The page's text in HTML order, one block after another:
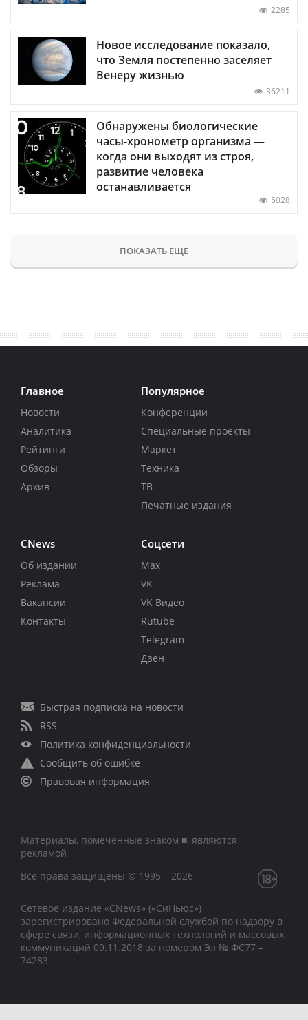
2285
Новое исследование показало,
что Земля постепенно заселяет
Венеру жизнью
36211
Обнаружены биологические
часы-хронометр организма —
когда они выходят из строя,
развитие человека
останавливается
5028
ПОКАЗАТЬ ЕЩЕ
Главное
Новости
Аналитика
Рейтинги
Обзоры
Архив
Популярное
Конференции
Специальные проекты
Маркет
Техника
ТВ
Печатные издания
CNews
Об издании
Реклама
Вакансии
Контакты
Соцсети
Max
VK
VK Видео
Rutube
Telegram
Дзен
Быстрая подписка на новости
RSS
Политика конфиденциальности
Сообщить об ошибке
Правовая информация
Материалы, помеченные знаком ■, являются
рекламой
Все права защищены © 1995 – 2026
Сетевое издание «CNews» («СиНьюс»)
зарегистрировано Федеральной службой по надзору в
сфере связи, информационных технологий и массовых
коммуникаций 09.11.2018 за номером Эл № ФС77 –
74283